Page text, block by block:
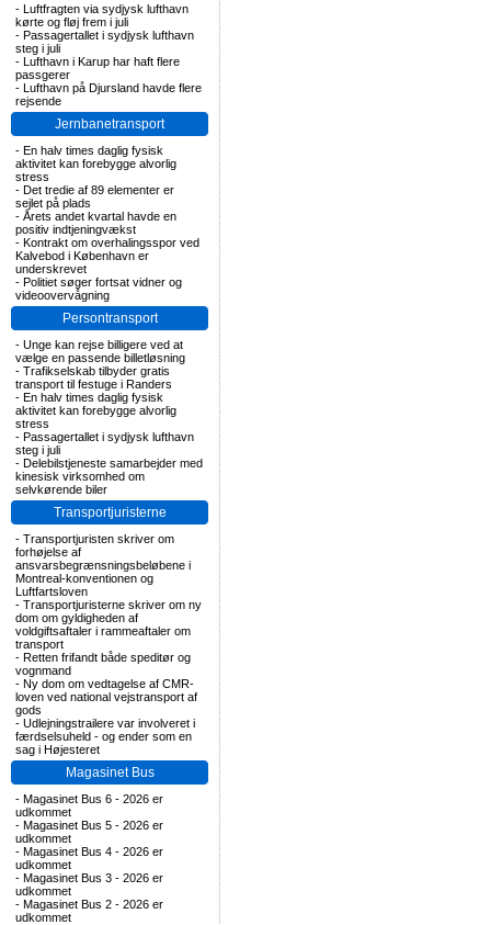
- Luftfragten via sydjysk lufthavn
kørte og fløj frem i juli
- Passagertallet i sydjysk lufthavn
steg i juli
- Lufthavn i Karup har haft flere
passgerer
- Lufthavn på Djursland havde flere
rejsende
Jernbanetransport
- En halv times daglig fysisk
aktivitet kan forebygge alvorlig
stress
- Det tredie af 89 elementer er
sejlet på plads
- Årets andet kvartal havde en
positiv indtjeningvækst
- Kontrakt om overhalingsspor ved
Kalvebod i København er
underskrevet
- Politiet søger fortsat vidner og
videoovervågning
Persontransport
- Unge kan rejse billigere ved at
vælge en passende billetløsning
- Trafikselskab tilbyder gratis
transport til festuge i Randers
- En halv times daglig fysisk
aktivitet kan forebygge alvorlig
stress
- Passagertallet i sydjysk lufthavn
steg i juli
- Delebilstjeneste samarbejder med
kinesisk virksomhed om
selvkørende biler
Transportjuristerne
- Transportjuristen skriver om
forhøjelse af
ansvarsbegrænsningsbeløbene i
Montreal-konventionen og
Luftfartsloven
- Transportjuristerne skriver om ny
dom om gyldigheden af
voldgiftsaftaler i rammeaftaler om
transport
- Retten frifandt både speditør og
vognmand
- Ny dom om vedtagelse af CMR-
loven ved national vejstransport af
gods
- Udlejningstrailere var involveret i
færdselsuheld - og ender som en
sag i Højesteret
Magasinet Bus
- Magasinet Bus 6 - 2026 er
udkommet
- Magasinet Bus 5 - 2026 er
udkommet
- Magasinet Bus 4 - 2026 er
udkommet
- Magasinet Bus 3 - 2026 er
udkommet
- Magasinet Bus 2 - 2026 er
udkommet